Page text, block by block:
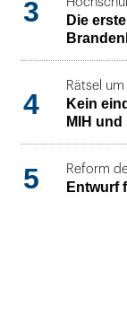
3
Die
4
Rätsel
Kein
MIH
5 Reform
Entwurf